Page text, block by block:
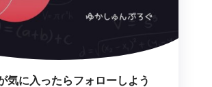
気に入ったらフォローしよう